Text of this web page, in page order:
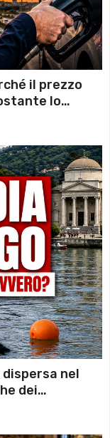
il prezzo
lo
nel
dei